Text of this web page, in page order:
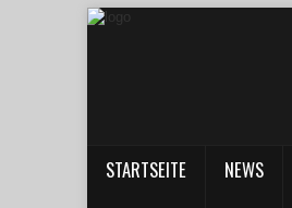
STARTSEITE NEWS